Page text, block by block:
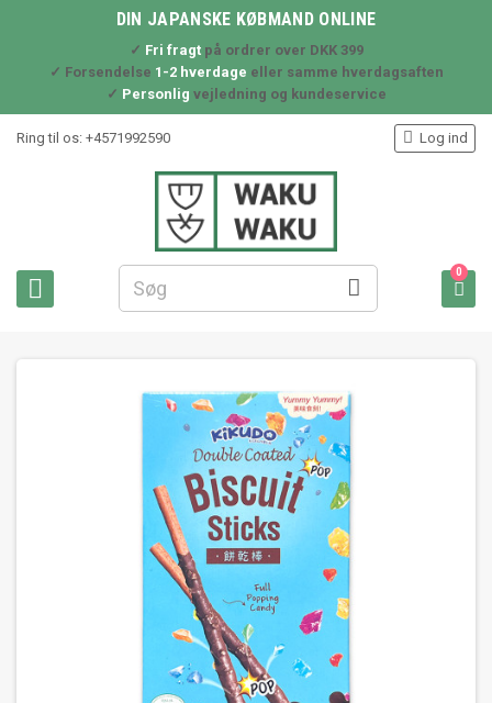
DIN JAPANSKE KØBMAND ONLINE
✓ Fri fragtpå ordrer over DKK 399
✓ Forsendelse 1-2 hverdage eller samme hverdagsaften
✓ Personlig vejledning og kundeservice
Ring til os: +4571992590
 
 Log ind

0